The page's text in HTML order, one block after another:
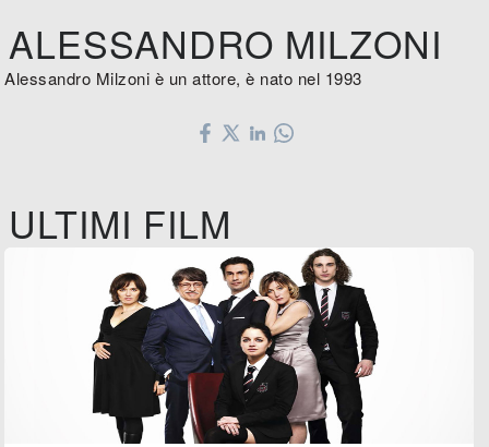
ALESSANDRO MILZONI
Alessandro Milzoni è un attore, è nato nel 1993
ULTIMI FILM